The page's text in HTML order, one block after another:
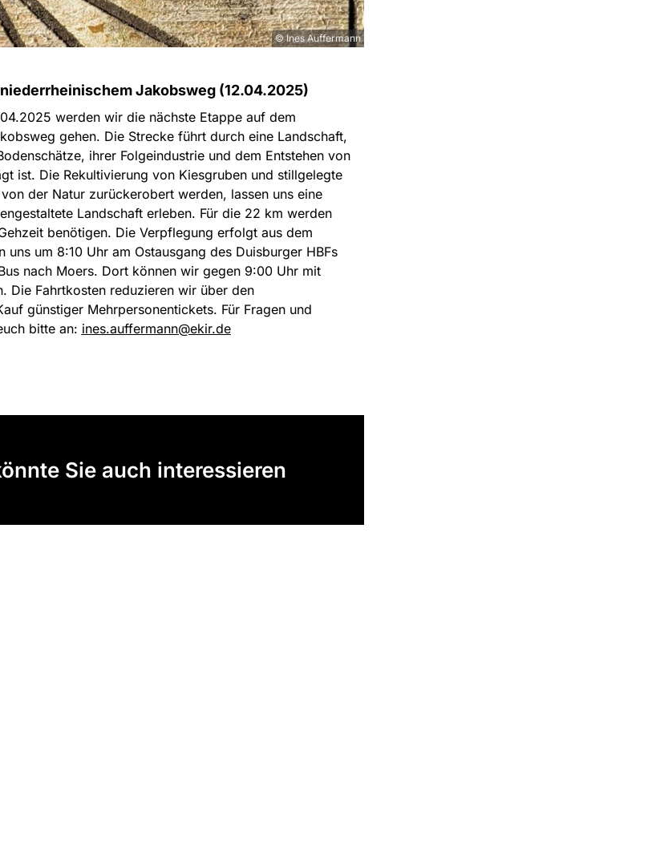
© Ines Auffermann
niederrheinischem Jakobsweg (12.04.2025)
werden wir die nächste Etappe auf dem
gehen. Die Strecke führt durch eine Landschaft,
ihrer Folgeindustrie und dem Entstehen von
ist. Die Rekultivierung von Kiesgruben und stillgelegte
der Natur zurückerobert werden, lassen uns eine
Landschaft erleben. Für die 22 km werden
benötigen. Die Verpflegung erfolgt aus dem
uns um 8:10 Uhr am Ostausgang des Duisburger HBFs
nach Moers. Dort können wir gegen 9:00 Uhr mit
Die Fahrtkosten reduzieren wir über den
günstiger Mehrpersonentickets. Für Fragen und
bitte an: ines.auffermann@ekir.de
Sie auch interessieren